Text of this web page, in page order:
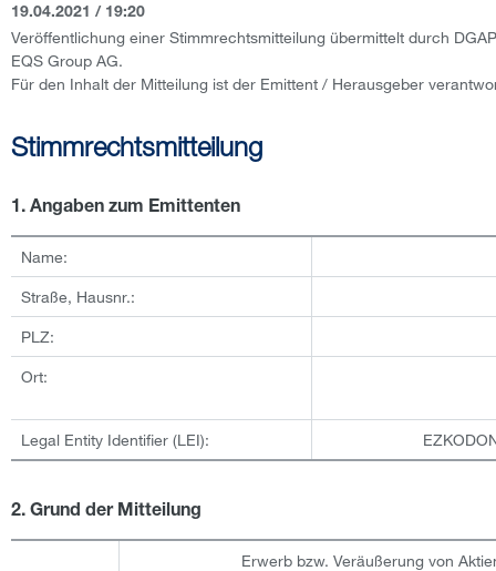
19.04.2021 / 19:20
Veröffentlichung einer Stimmrechtsmitteilung übermittelt durch
EQS Group AG.
Für den Inhalt der Mitteilung ist der Emittent / Herausgeber
Stimmrechtsmitteilung
1. Angaben zum Emittenten
Name:
Straße, Hausnr.:
PLZ:
Ort:
Legal Entity Identifier (LEI):
2. Grund der Mitteilung
Erwerb bzw. Veräußerung von